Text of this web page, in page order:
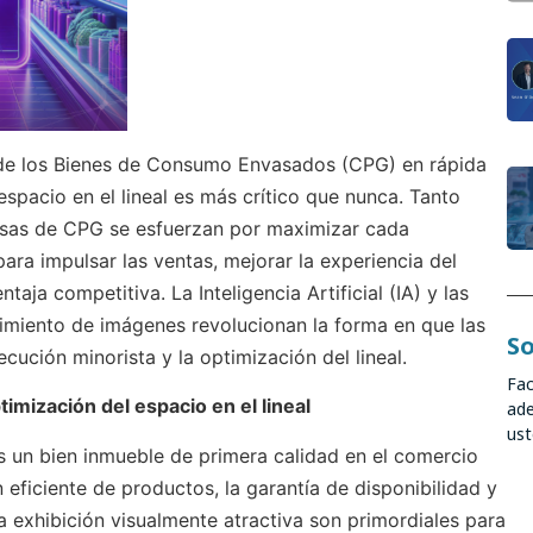
los Bienes de Consumo Envasados (CPG) en rápida
en el lineal es más crítico que nunca. Tanto
de CPG se esfuerzan por maximizar cada
impulsar las ventas, mejorar la experiencia del
competitiva. La Inteligencia Artificial (IA) y las
de imágenes revolucionan la forma en que las
minorista y la optimización del lineal.
del espacio en el lineal
un bien inmueble de primera calidad en el comercio
eficiente de productos, la garantía de disponibilidad y
exhibición visualmente atractiva son primordiales para